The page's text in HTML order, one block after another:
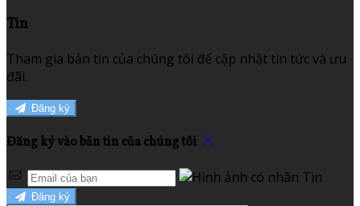
Tin
Tham gia bản tin của chúng tôi để cập nhật tin tức và ưu
đãi.
Đăng ký
Đăng ký vào bản tin của chúng tôi
Đăng ký